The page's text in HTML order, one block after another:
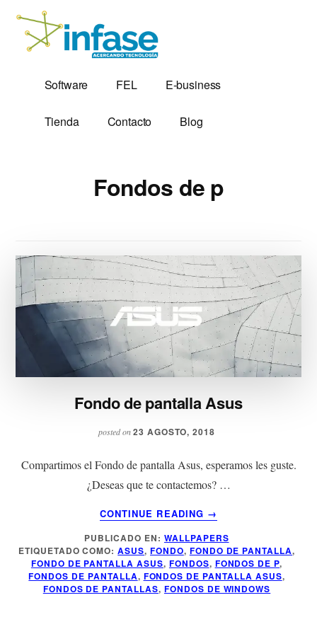
contenido
Additional
menu
Soluciones
Tecnológicas
desde
1,999
Electrónica
Software FEL E-business
Tienda Contacto Blog
Fondos de p
Fondo de pantalla Asus
posted on23 AGOSTO, 2018
Compartimos el Fondo de pantalla Asus, esperamos les guste.
¿Deseas que te contactemos? …
CONTINUE READING
ACERCA
DE
FONDO
DE
PANTALLA
ASUS
→
PUBLICADO EN: WALLPAPERS
ETIQUETADO COMO:ASUS,FONDO, FONDO DE PANTALLA,
FONDO DE PANTALLA ASUS, FONDOS, FONDOS DE P,
FONDOS DE PANTALLA, FONDOS DE PANTALLA ASUS,
FONDOS DE PANTALLAS, FONDOS DE WINDOWS